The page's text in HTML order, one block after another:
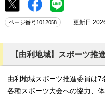
ページ番号1012058 更新日
【由利地域】スポーツ推
由利地域スポーツ推進委員は7
各種スポーツ大会への協力、